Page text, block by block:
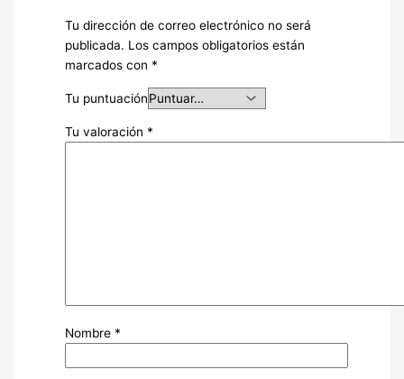
Tu dirección de correo electrónico no será
publicada. Los campos obligatorios están
marcados con *
Tu puntuación
Tu valoración *
Nombre *